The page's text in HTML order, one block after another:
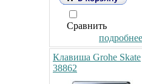
Сравнить
Клавиша Grohe Skate
38862